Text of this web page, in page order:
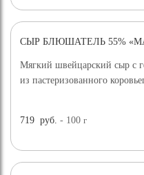
СЫР БЛЮШАТЕЛЬ 55%
Мягкий швейцарский сыр с
из пастеризованного
719 руб. - 100г